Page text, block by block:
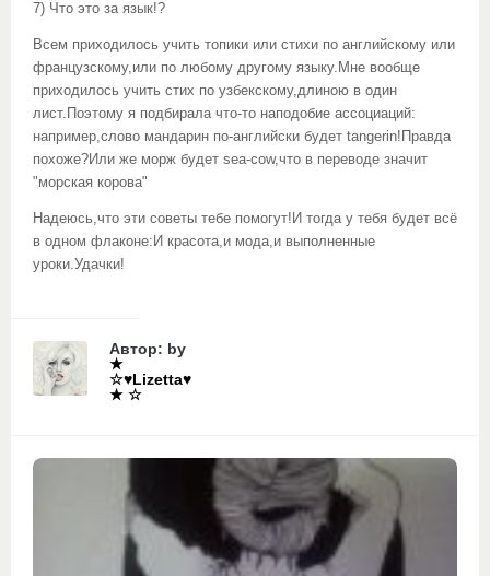
7) Что это за язык!?
Всем приходилось учить топики или стихи по английскому или
французскому,или по любому другому языку.Мне вообще
приходилось учить стих по узбекскому,длиною в один
лист.Поэтому я подбирала что-то наподобие ассоциаций:
например,слово мандарин по-английски будет tangerin!Правда
похоже?Или же морж будет sea-cow,что в переводе значит
"морская корова"
Надеюсь,что эти советы тебе помогут!И тогда у тебя будет всё
в одном флаконе:И красота,и мода,и выполненные
уроки.Удачки!
Автор: by
★
☆♥Lizetta♥
★ ☆